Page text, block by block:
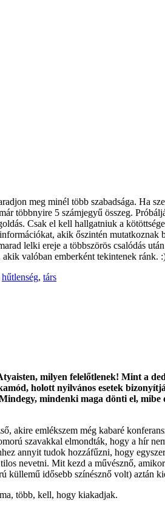
meg minél több szabadsága. Ha
többnyire 5 számjegyű összeg.
Csak el kell hallgatniuk a
akik őszintén
lelki ereje a többszörös csalódás
valóban emberként tekintenek ránk.
hűtlenség, társ
milyen felelőtlenek! Mint a
holott nyilvános esetek
mindenki maga dönti el,
akire emlékszem még kabaré
szavakkal elmondták, hogy a hír
annyit tudok hozzáfűzni, hogy
nevetni. Mit kezd a művésznő,
küllemű idősebb színésznő volt) aztán
több, kell, hogy kiakadjak.